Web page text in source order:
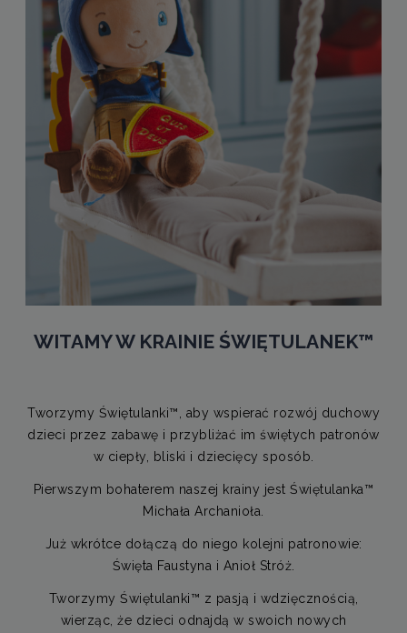
WITAMY W KRAINIE ŚWIĘTULANEK™
Tworzymy Świętulanki™, aby wspierać rozwój duchowy
dzieci przez zabawę i przybliżać im świętych patronów
w ciepły, bliski i dziecięcy sposób.
Pierwszym bohaterem naszej krainy jest Świętulanka™
Michała Archanioła.
Już wkrótce dołączą do niego kolejni patronowie:
Święta Faustyna i Anioł Stróż.
Tworzymy Świętulanki™ z pasją i wdzięcznością,
wierząc, że dzieci odnajdą w swoich nowych